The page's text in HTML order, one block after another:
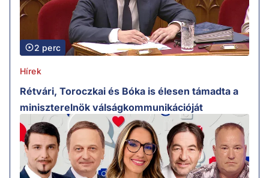
2 perc
Hírek
Rétvári, Toroczkai és Bóka is élesen támadta a
miniszterelnök válságkommunikációját